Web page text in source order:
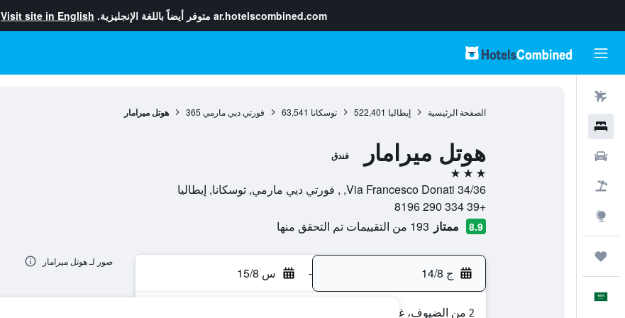
ar.hotelscombined.com متوفر أيضاً باللغة الإنجليزية. Visit site in English
الصفحة الرئيسية إيطاليا 522,401 توسكانا 63,541 فورتي ديي مارمي 365 هوتل ميرامار
هوتل ميرامار فندق
3 نجوم
Via Francesco Donati 34/36, , فورتي ديي مارمي, توسكانا, إيطاليا
+39 334 290 8196
8.9 ممتاز 193 من التقييمات تم التحقق منها
ج 14/8 - س 15/8
2 من الضيوف، غرفة واحدة
صور لـ هوتل ميرامار